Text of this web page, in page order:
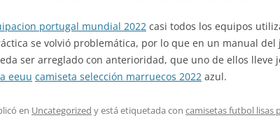
portugal mundial 2022 casi todos los equipos
se volvió problemática, por lo que en un manual
ser arreglado con anterioridad, que uno de ellos
eeuu camiseta selección marruecos 2022 azul.
en Uncategorized y está etiquetada con camisetas futbol lisas